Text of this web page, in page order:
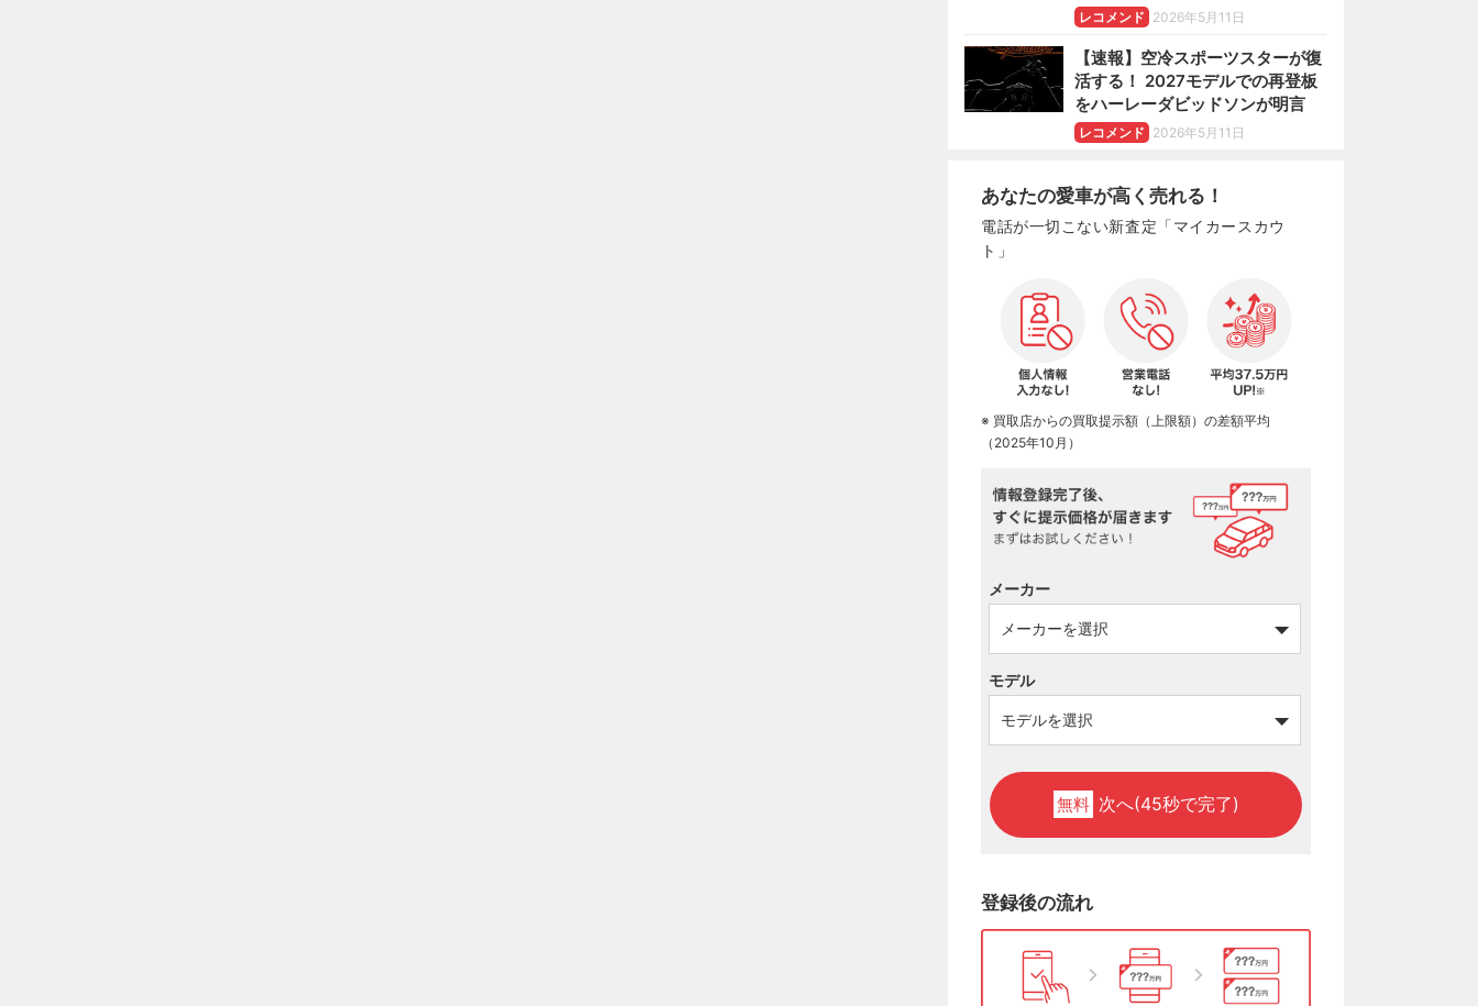
レコメンド 2026年5月11日
【速報】空冷スポーツスターが復
活する！ 2027モデルでの再登板
をハーレーダビッドソンが明言
レコメンド 2026年5月11日
あなたの愛車が高く売れる！
電話が一切こない新査定「マイカースカウ
ト」
※ 買取店からの買取提示額（上限額）の差額平均
（2025年10月）
メーカー
モデル
無料 次へ(45秒で完了)
登録後の流れ